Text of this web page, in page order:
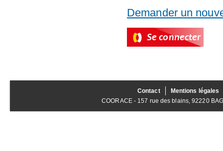
Demander un
Contact
Mentions légales
COORACE - 157 rue des blains, 92220